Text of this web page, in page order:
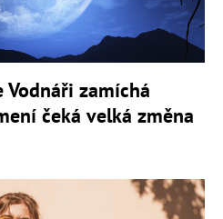
zamíchá
čeká velká změna